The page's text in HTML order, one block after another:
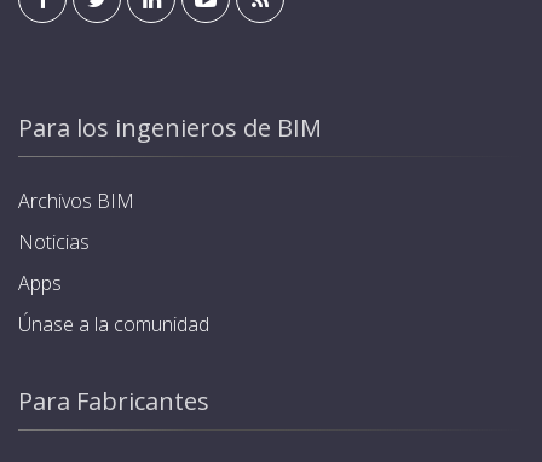
Para los ingenieros de BIM
Archivos BIM
Noticias
Apps
Únase a la comunidad
Para Fabricantes